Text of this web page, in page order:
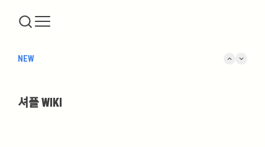
NEW keyboard_arrow_up keyboard_arrow_down
셔플 WIKI